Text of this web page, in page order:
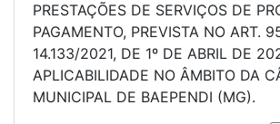
PRESTAÇÕES DE SERVIÇOS DE
PAGAMENTO, PREVISTA NO ART.
14.133/2021, DE 1º DE ABRIL DE
APLICABILIDADE NO ÂMBITO DA
MUNICIPAL DE BAEPENDI (MG).